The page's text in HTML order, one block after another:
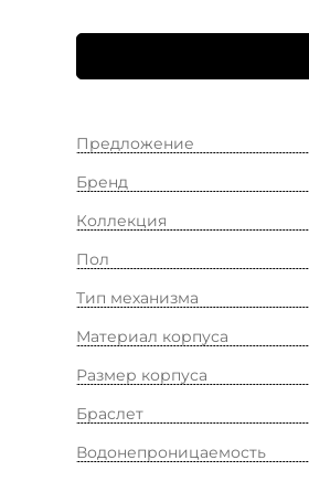
Предложение
Бренд
Коллекция
Пол
Тип механизма
Материал корпуса
Размер корпуса
Браслет
Водонепроницаемость